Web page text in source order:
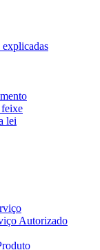
explicadas
lei
Autorizado